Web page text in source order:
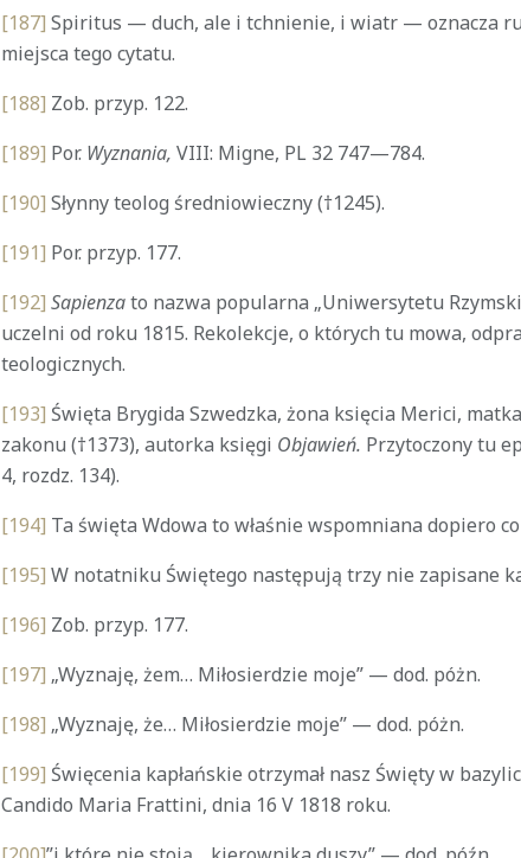
[187] Spiritus — duch, ale i tchnienie, i wiatr — oznacza
miejsca tego cytatu.
[188] Zob. przyp. 122.
[189] Por. Wyznania, VIII: Migne, PL 32 747—784.
[190] Słynny teolog średniowieczny (†1245).
[191] Por. przyp. 177.
[192] Sapienzato nazwa popularna „Uniwersytetu
uczelni od roku 1815. Rekolekcje, o których tu mowa,
teologicznych.
[193] Święta Brygida Szwedzka, żona księcia Merici,
zakonu (†1373), autorka księgi Objawień. Przytoczony tu
4, rozdz. 134).
[194] Ta święta Wdowa to właśnie wspomniana dopiero
[195] W notatniku Świętego następują trzy nie zapisane
[196] Zob. przyp. 177.
[197] „Wyznaję, żem… Miłosierdzie moje” — dod. póżn.
[198] „Wyznaję, że… Miłosierdzie moje” — dod. póżn.
[199] Święcenia kapłańskie otrzymał nasz Święty w
Candido Maria Frattini, dnia 16 V 1818 roku.